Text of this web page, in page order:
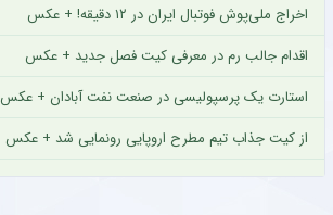
اخراج ملی‌پوش فوتبال ایران در ۱۲ دقیقه! + عکس
اقدام جالب رم در معرفی کیت فصل جدید + عکس
استارت یک پرسپولیسی در صنعت نفت آبادان + عکس
از کیت جذاب تیم مطرح اروپایی رونمایی شد + عکس